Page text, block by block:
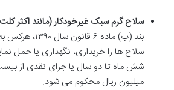
سلاح گرم سبک غیرخودکار (مانند اکثر
بند (ب) ماده ۶
سلاح ها را خریداری، نگهداری یا حمل
شش ماه تا دو سال یا جزای نقدی از
میلیون ریال محکوم می شود.